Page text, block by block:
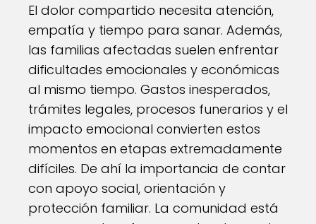
El dolor compartido necesita atención,
empatía y tiempo para sanar. Además,
las familias afectadas suelen enfrentar
dificultades emocionales y económicas
al mismo tiempo. Gastos inesperados,
trámites legales, procesos funerarios y el
impacto emocional convierten estos
momentos en etapas extremadamente
difíciles. De ahí la importancia de contar
con apoyo social, orientación y
protección familiar. La comunidad está